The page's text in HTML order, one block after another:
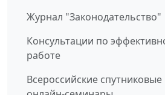
Журнал "Законодательство"
Консультации по
работе
Всероссийские спутниковые